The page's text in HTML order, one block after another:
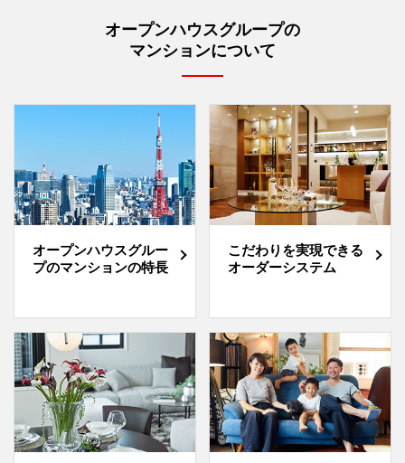
オープンハウスグループの
マンションについて
オープンハウスグルー
プのマンションの特長
こだわりを実現できる
オーダーシステム